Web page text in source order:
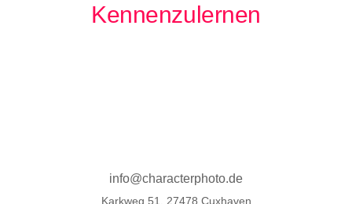
Kennenzulernen
info@characterphoto.de
Karkweg 51, 27478 Cuxhaven